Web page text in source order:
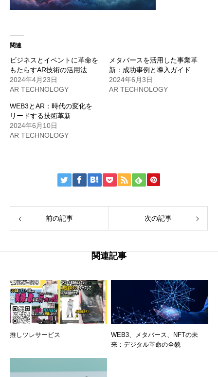
関連
ビジネスとイベントに革命を
もたらすAR技術の活用法
2024年4月23日
AR TECHNOLOGY
メタバースを活用した事業革
新：成功事例と導入ガイド
2024年6月3日
AR TECHNOLOGY
WEB3とAR：時代の変化を
リードする技術革新
2024年6月10日
AR TECHNOLOGY
前の記事 次の記事
関連記事
推しツレサービス
WEB3、メタバース、NFTの未
来：デジタル革命の全貌